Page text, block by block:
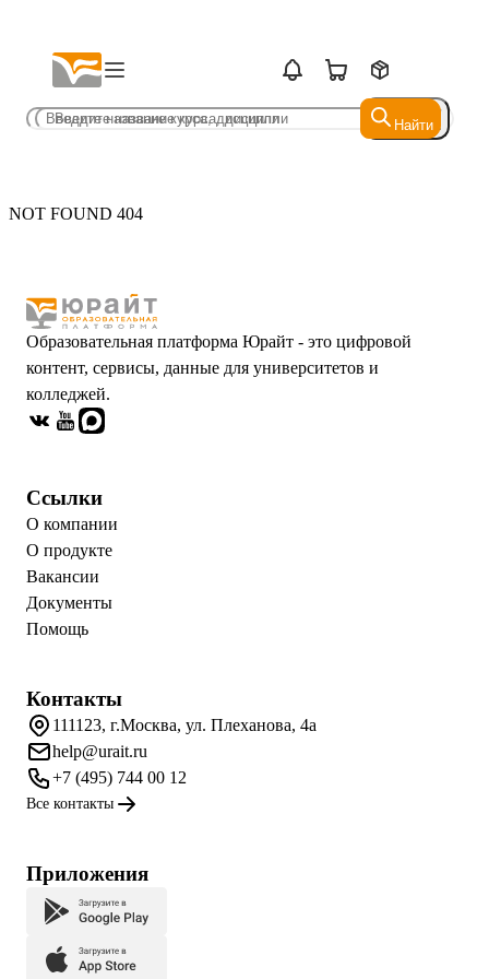
Найти
Найти
NOT FOUND 404
Образовательная платформа Юрайт - это цифровой
контент, сервисы, данные для университетов и
колледжей.
Ссылки
О компании
О продукте
Вакансии
Документы
Помощь
Контакты
111123, г.Москва, ул. Плеханова, 4а
help@urait.ru
+7 (495) 744 00 12
Все контакты
Приложения